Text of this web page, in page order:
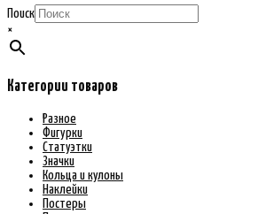
Поиск
×
Категории товаров
Разное
Фигурки
Статуэтки
Значки
Кольца и кулоны
Наклейки
Постеры